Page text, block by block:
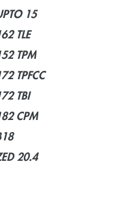
15
TLE
TPM
TPFCC
TBI
CPM
20.4